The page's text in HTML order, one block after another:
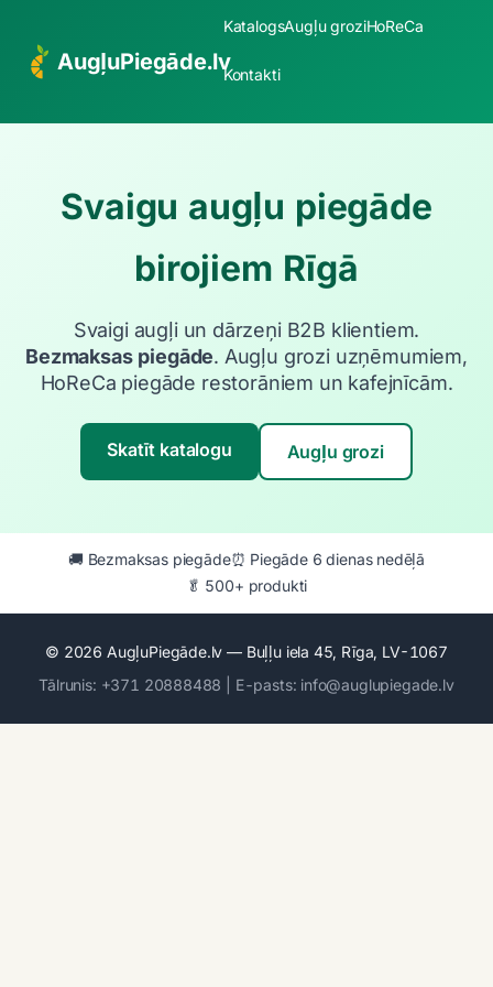
AugļuPiegāde.lv
KatalogsAugļu groziHoReCa
Kontakti
Svaigu augļu piegāde
birojiem Rīgā
Svaigi augļi un dārzeņi B2B klientiem.
Bezmaksas piegāde. Augļu grozi uzņēmumiem,
HoReCa piegāde restorāniem un kafejnīcām.
Skatīt katalogu Augļu grozi
🚚 Bezmaksas piegāde⏰ Piegāde 6 dienas nedēļā
🥬 500+ produkti
© 2026 AugļuPiegāde.lv — Buļļu iela 45, Rīga, LV-1067
Tālrunis: +371 20888488 | E-pasts: info@auglupiegade.lv